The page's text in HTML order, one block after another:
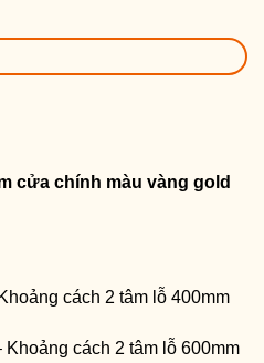
cửa chính màu vàng gold
cách 2 tâm lỗ 400mm
cách 2 tâm lỗ 600mm